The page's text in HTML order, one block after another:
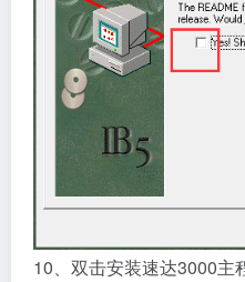
10、双击安装速达3000主